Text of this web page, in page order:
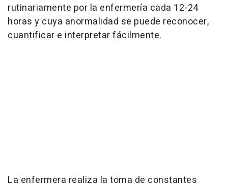
rutinariamente por la enfermería cada 12-24
horas y cuya anormalidad se puede reconocer,
cuantificar e interpretar fácilmente.
La enfermera realiza la toma de constantes